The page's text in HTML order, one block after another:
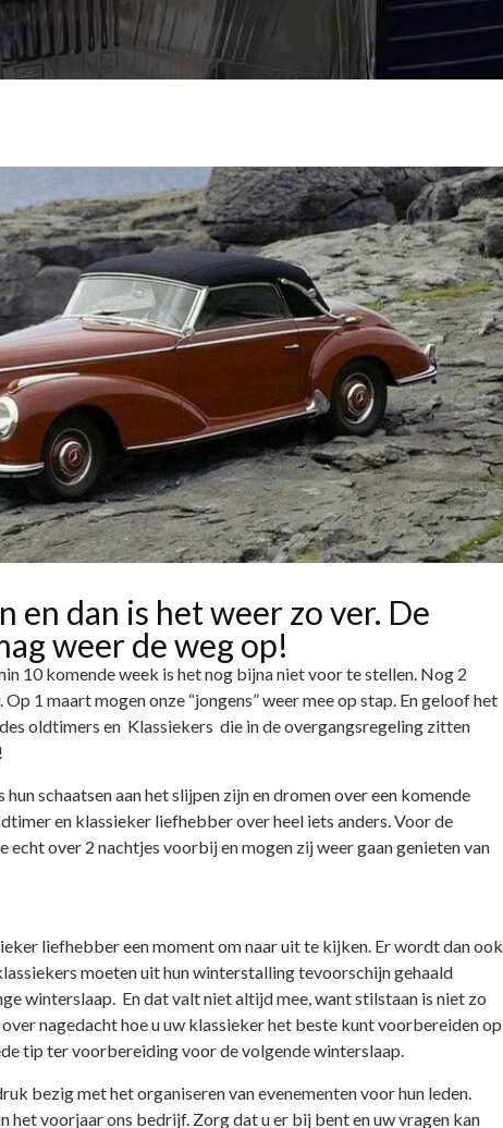
en dan is het weer zo ver. De
weer de weg op!
10 komende week is het nog bijna niet voor te stellen. Nog 2
1 maart mogen onze “jongens” weer mee op stap. En geloof het
oldtimers en Klassiekers die in de overgangsregeling zitten
schaatsen aan het slijpen zijn en dromen over een komende
en klassieker liefhebber over heel iets anders. Voor de
over 2 nachtjes voorbij en mogen zij weer gaan genieten van
liefhebber een moment om naar uit te kijken. Er wordt dan ook
moeten uit hun winterstalling tevoorschijn gehaald
winterslaap. En dat valt niet altijd mee, want stilstaan is niet zo
nagedacht hoe u uw klassieker het beste kunt voorbereiden op
tip ter voorbereiding voor de volgende winterslaap.
bezig met het organiseren van evenementen voor hun leden.
het voorjaar ons bedrijf. Zorg dat u er bij bent en uw vragen kan